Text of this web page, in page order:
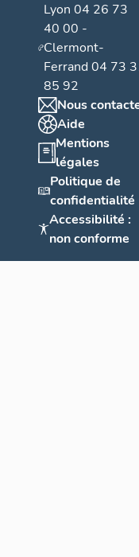
Lyon 04 26 73
40 00 -
Clermont-
Ferrand 04 73
85 92
Nous
Aide
Mentions
légales
Politique de
confidentialité
Accessibilité :
non conforme